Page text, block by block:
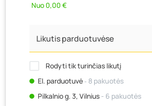
Nuo 0,00 €
Rodyti tik turinčias likutį
El. parduotuvė‐ 8 pakuotės
Pilkalnio g. 3, Vilnius - 6 pakuotės